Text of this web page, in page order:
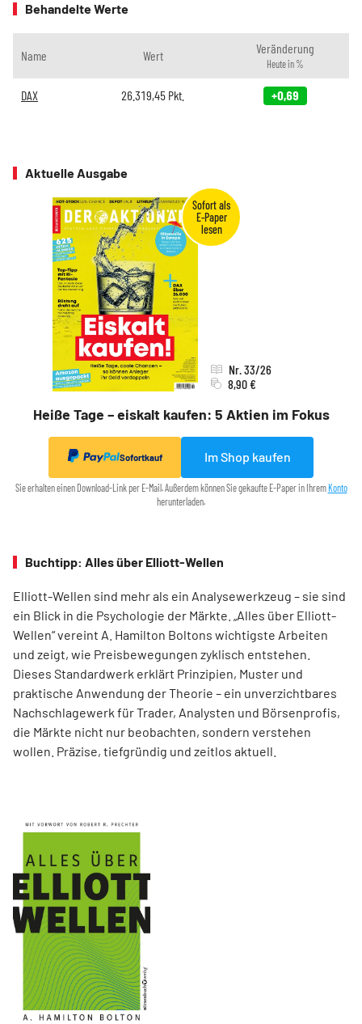
Behandelte Werte
Name Wert Veränderung
Heute in %
DAX 26.319,45 Pkt. +0,69
Aktuelle Ausgabe
Heiße Tage – eiskalt kaufen: 5 Aktien im Fokus
Nr. 33/26
8,90 €
Sofortkauf Im Shop kaufen
Sie erhalten einen Download-Link per E-Mail. Außerdem können Sie gekaufte E-Paper in IhremKonto
herunterladen.
Buchtipp: Alles über Elliott-Wellen
Elliott-Wellen sind mehr als ein Analysewerkzeug – sie sind
ein Blick in die Psychologie der Märkte. „Alles über Elliott-
Wellen“ vereint A. Hamilton Boltons wichtigste Arbeiten
und zeigt, wie Preisbewegungen zyklisch entstehen.
Dieses Standardwerk erklärt Prinzipien, Muster und
praktische Anwendung der Theorie – ein unverzichtbares
Nachschlagewerk für Trader, Analysten und Börsenprofis,
die Märkte nicht nur beobachten, sondern verstehen
wollen. Präzise, tiefgründig und zeitlos aktuell.